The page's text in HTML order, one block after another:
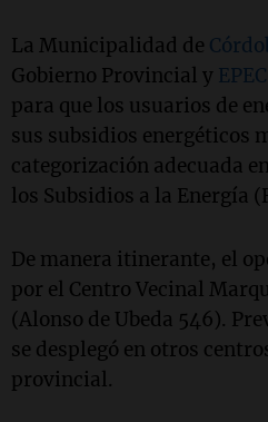
La Municipalidad de
Gobierno Provincial y EPEC
para que los usuarios de
sus subsidios energéticos
categorización adecuada
los Subsidios a la Energía
De manera itinerante, el
por el Centro Vecinal
(Alonso de Ubeda 546).
se desplegó en otros
provincial.